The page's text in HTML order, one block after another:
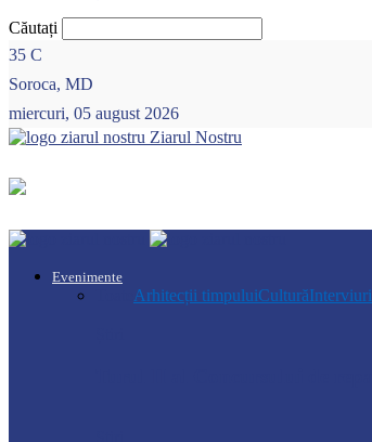
Căutați
35 C
Soroca, MD
miercuri, 05 august 2026
Ziarul Nostru
Evenimente
Arhitecții timpuluiCulturăInterviuri